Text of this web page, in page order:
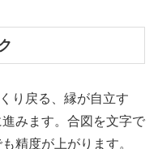
り戻る、縁が自立す
みます。合図を文字で
精度が上がります。